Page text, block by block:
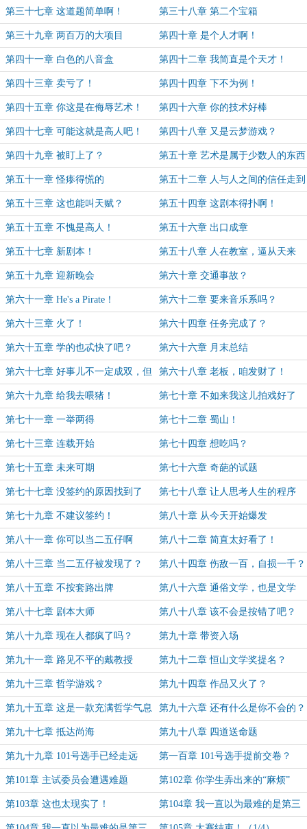
第三十七章 这道题简单啊！ 第三十八章 第二个宝箱
第三十九章 两百万的大项目 第四十章 是个人才啊！
第四十一章 白色的八音盒 第四十二章 我简直是个天才！
第四十三章 卖亏了！ 第四十四章 下不为例！
第四十五章 你这是在侮辱艺术！ 第四十六章 你的技术好棒
第四十七章 可能这就是高人吧！ 第四十八章 又是云梦游戏？
第四十九章 被盯上了？ 第五十章 艺术是属于少数人的东西
第五十一章 怪瘆得慌的 第五十二章 人与人之间的信任走到
了尽头
第五十三章 这也能叫天赋？ 第五十四章 这剧本得扑啊！
第五十五章 不愧是高人！ 第五十六章 出口成章
第五十七章 新剧本！ 第五十八章 人在教室，逼从天来
第五十九章 迎新晚会 第六十章 交通事故？
第六十一章 He's a Pirate！ 第六十二章 要来音乐系吗？
第六十三章 火了！ 第六十四章 任务完成了？
第六十五章 学的也忒快了吧？ 第六十六章 月末总结
第六十七章 好事儿不一定成双，但
坏事就不一定了
第六十八章 老板，咱发财了！
第六十九章 给我去喂猪！ 第七十章 不如来我这儿拍戏好了
第七十一章 一举两得 第七十二章 蜀山！
第七十三章 连载开始 第七十四章 想吃吗？
第七十五章 未来可期 第七十六章 奇葩的试题
第七十七章 没签约的原因找到了 第七十八章 让人思考人生的程序
第七十九章 不建议签约！ 第八十章 从今天开始爆发
第八十一章 你可以当二五仔啊 第八十二章 简直太好看了！
第八十三章 当二五仔被发现了？ 第八十四章 伤敌一百，自损一千？
第八十五章 不按套路出牌 第八十六章 通俗文学，也是文学
第八十七章 剧本大师 第八十八章 该不会是按错了吧？
第八十九章 现在人都疯了吗？ 第九十章 带资入场
第九十一章 路见不平的戴教授 第九十二章 恒山文学奖提名？
第九十三章 哲学游戏？ 第九十四章 作品又火了？
第九十五章 这是一款充满哲学气息
的游戏
第九十六章 还有什么是你不会的？
第九十七章 抵达尚海 第九十八章 四道送命题
第九十九章 101号选手已经走远 第一百章 101号选手提前交卷？
第101章 主试委员会遭遇难题 第102章 你学生弄出来的“麻烦”
第103章 这也太现实了！ 第104章 我一直以为最难的是第三